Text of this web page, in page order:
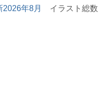
2026年8月 イラスト総数